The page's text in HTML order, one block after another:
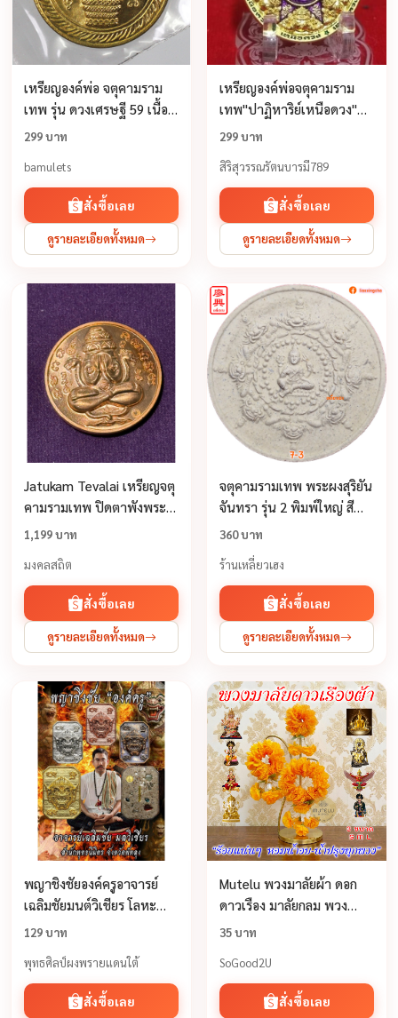
เหรียญองค์พ่อ จตุคามราม
เทพ รุ่น ดวงเศรษฐี 59 เนื้อ
ทองระฆัง ตอกโค๊ท ก.
299 บาท
bamulets
สั่งซื้อเลย
ดูรายละเอียดทั้งหมด
เหรียญองค์พ่อจตุคามราม
เทพ"ปาฏิหาริย์เหนือดวง"
พระอาจารย์โชติ วัดพุทไธ
299 บาท
สิริสุวรรณรัตนบารมี789
สั่งซื้อเลย
ดูรายละเอียดทั้งหมด
Jatukam Tevalai เหรียญจตุ
คามรามเทพ ปิดตาพังพระ
1,199 บาท
มงคลสถิต
สั่งซื้อเลย
ดูรายละเอียดทั้งหมด
จตุคามรามเทพ พระผงสุริยัน
จันทรา รุ่น 2 พิมพ์ใหญ่ สี
ขาว พระผงสุริยัน 2548
金 2nd edition
360 บาท
ร้านเหลี่ยวเฮง
สั่งซื้อเลย
ดูรายละเอียดทั้งหมด
พญาชิงชัยองค์ครูอาจารย์
เฉลิมชัยมนต์วิเชียร โลหะ
อาถรรพ์ฝังมวลสาร
129 บาท
พุทธศิลป์ผงพรายแดนใต้
สั่งซื้อเลย
Mutelu พวงมาลัยผ้า ดอก
ดาวเรือง มาลัยกลม พวง
มาลัยจิ๋ว ถวาย ท้าว
พระภูมิเจ้าที่
35 บาท
SoGood2U
สั่งซื้อเลย